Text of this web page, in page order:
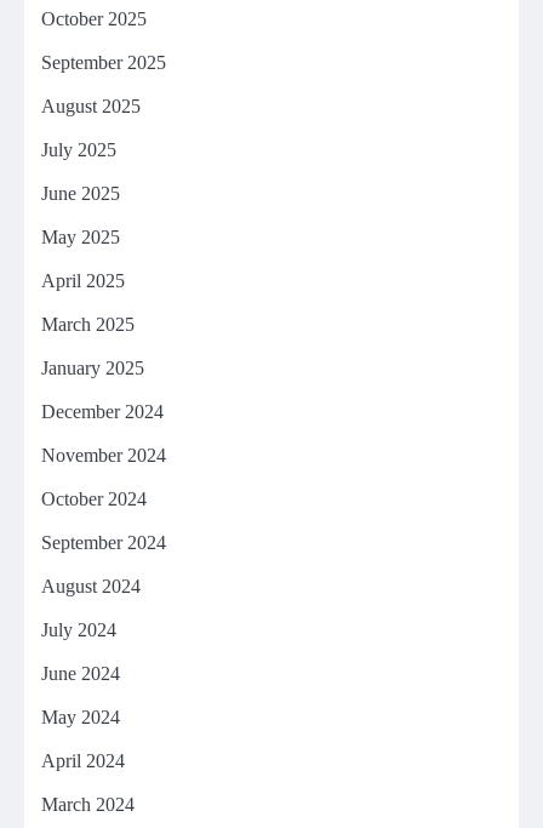
October 2025
September 2025
August 2025
July 2025
June 2025
May 2025
April 2025
March 2025
January 2025
December 2024
November 2024
October 2024
September 2024
August 2024
July 2024
June 2024
May 2024
April 2024
March 2024